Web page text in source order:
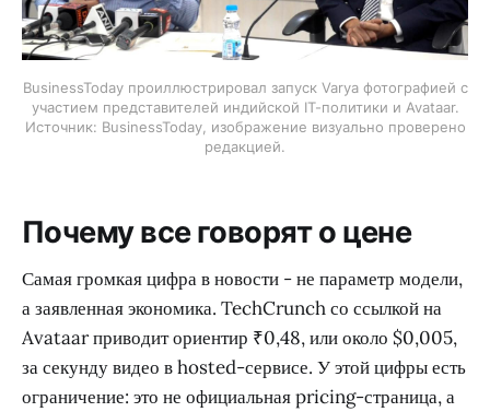
BusinessToday проиллюстрировал запуск Varya фотографией с
участием представителей индийской IT-политики и Avataar.
Источник: BusinessToday, изображение визуально проверено
редакцией.
Почему все говорят о цене
Самая громкая цифра в новости - не параметр модели,
а заявленная экономика. TechCrunch со ссылкой на
Avataar приводит ориентир ₹0,48, или около $0,005,
за секунду видео в hosted-сервисе. У этой цифры есть
ограничение: это не официальная pricing-страница, а